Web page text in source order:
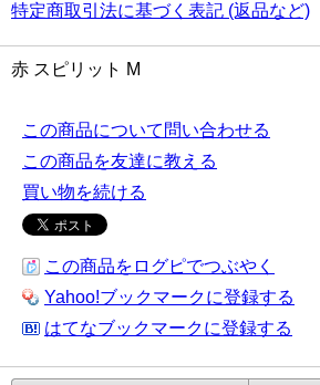
特定商取引法に基づく表記 (返品など)
赤 スピリット M
この商品について問い合わせる
この商品を友達に教える
買い物を続ける
この商品をログピでつぶやく
Yahoo!ブックマークに登録する
はてなブックマークに登録する